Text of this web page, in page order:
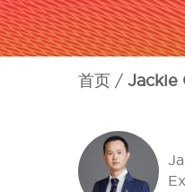
首页 Jackie